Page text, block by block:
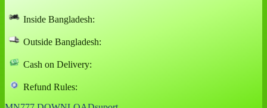
Inside Bangladesh:
Outside Bangladesh:
Cash on Delivery:
Refund Rules: